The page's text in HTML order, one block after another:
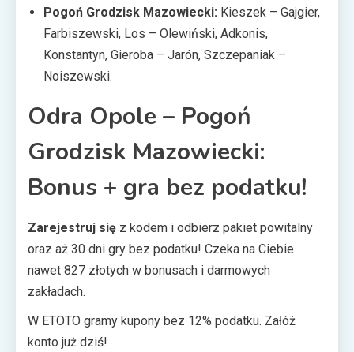
Pogoń Grodzisk Mazowiecki: Kieszek – Gajgier,
Farbiszewski, Los – Olewiński, Adkonis,
Konstantyn, Gieroba – Jarón, Szczepaniak –
Noiszewski.
Odra Opole – Pogoń
Grodzisk Mazowiecki:
Bonus + gra bez podatku!
Zarejestruj się z kodem i odbierz pakiet powitalny
oraz aż 30 dni gry bez podatku! Czeka na Ciebie
nawet 827 złotych w bonusach i darmowych
zakładach.
W ETOTO gramy kupony bez 12% podatku. Załóż
konto już dziś!